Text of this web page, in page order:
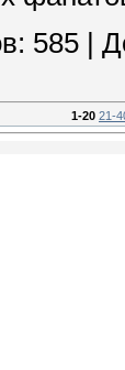
585
1-20 21-